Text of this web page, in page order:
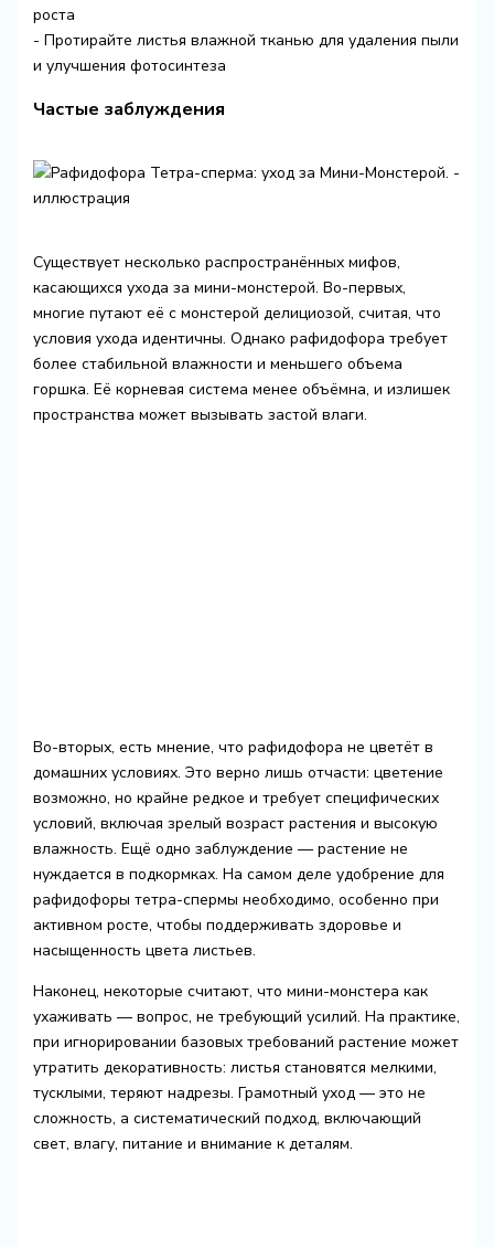
роста
- Протирайте листья влажной тканью для удаления пыли
и улучшения фотосинтеза
Частые заблуждения
Существует несколько распространённых мифов,
касающихся ухода за мини-монстерой. Во-первых,
многие путают её с монстерой делициозой, считая, что
условия ухода идентичны. Однако рафидофора требует
более стабильной влажности и меньшего объема
горшка. Её корневая система менее объёмна, и излишек
пространства может вызывать застой влаги.
Во-вторых, есть мнение, что рафидофора не цветёт в
домашних условиях. Это верно лишь отчасти: цветение
возможно, но крайне редкое и требует специфических
условий, включая зрелый возраст растения и высокую
влажность. Ещё одно заблуждение — растение не
нуждается в подкормках. На самом деле удобрение для
рафидофоры тетра-спермы необходимо, особенно при
активном росте, чтобы поддерживать здоровье и
насыщенность цвета листьев.
Наконец, некоторые считают, что мини-монстера как
ухаживать — вопрос, не требующий усилий. На практике,
при игнорировании базовых требований растение может
утратить декоративность: листья становятся мелкими,
тусклыми, теряют надрезы. Грамотный уход — это не
сложность, а систематический подход, включающий
свет, влагу, питание и внимание к деталям.